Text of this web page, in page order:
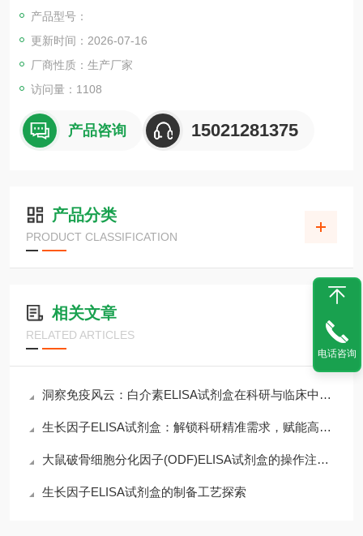
产品型号：
更新时间：2026-07-16
厂商性质：生产厂家
访问量：1108
产品咨询 15021281375
产品分类
PRODUCT CLASSIFICATION
相关文章
RELATED ARTICLES
洞察免疫风云：白介素ELISA试剂盒在科研与临床中的核心价值
生长因子ELISA试剂盒：解锁科研精准需求，赋能高效检测核心优势
大鼠破骨细胞分化因子(ODF)ELISA试剂盒的操作注意事项
生长因子ELISA试剂盒的制备工艺探索
电话咨询